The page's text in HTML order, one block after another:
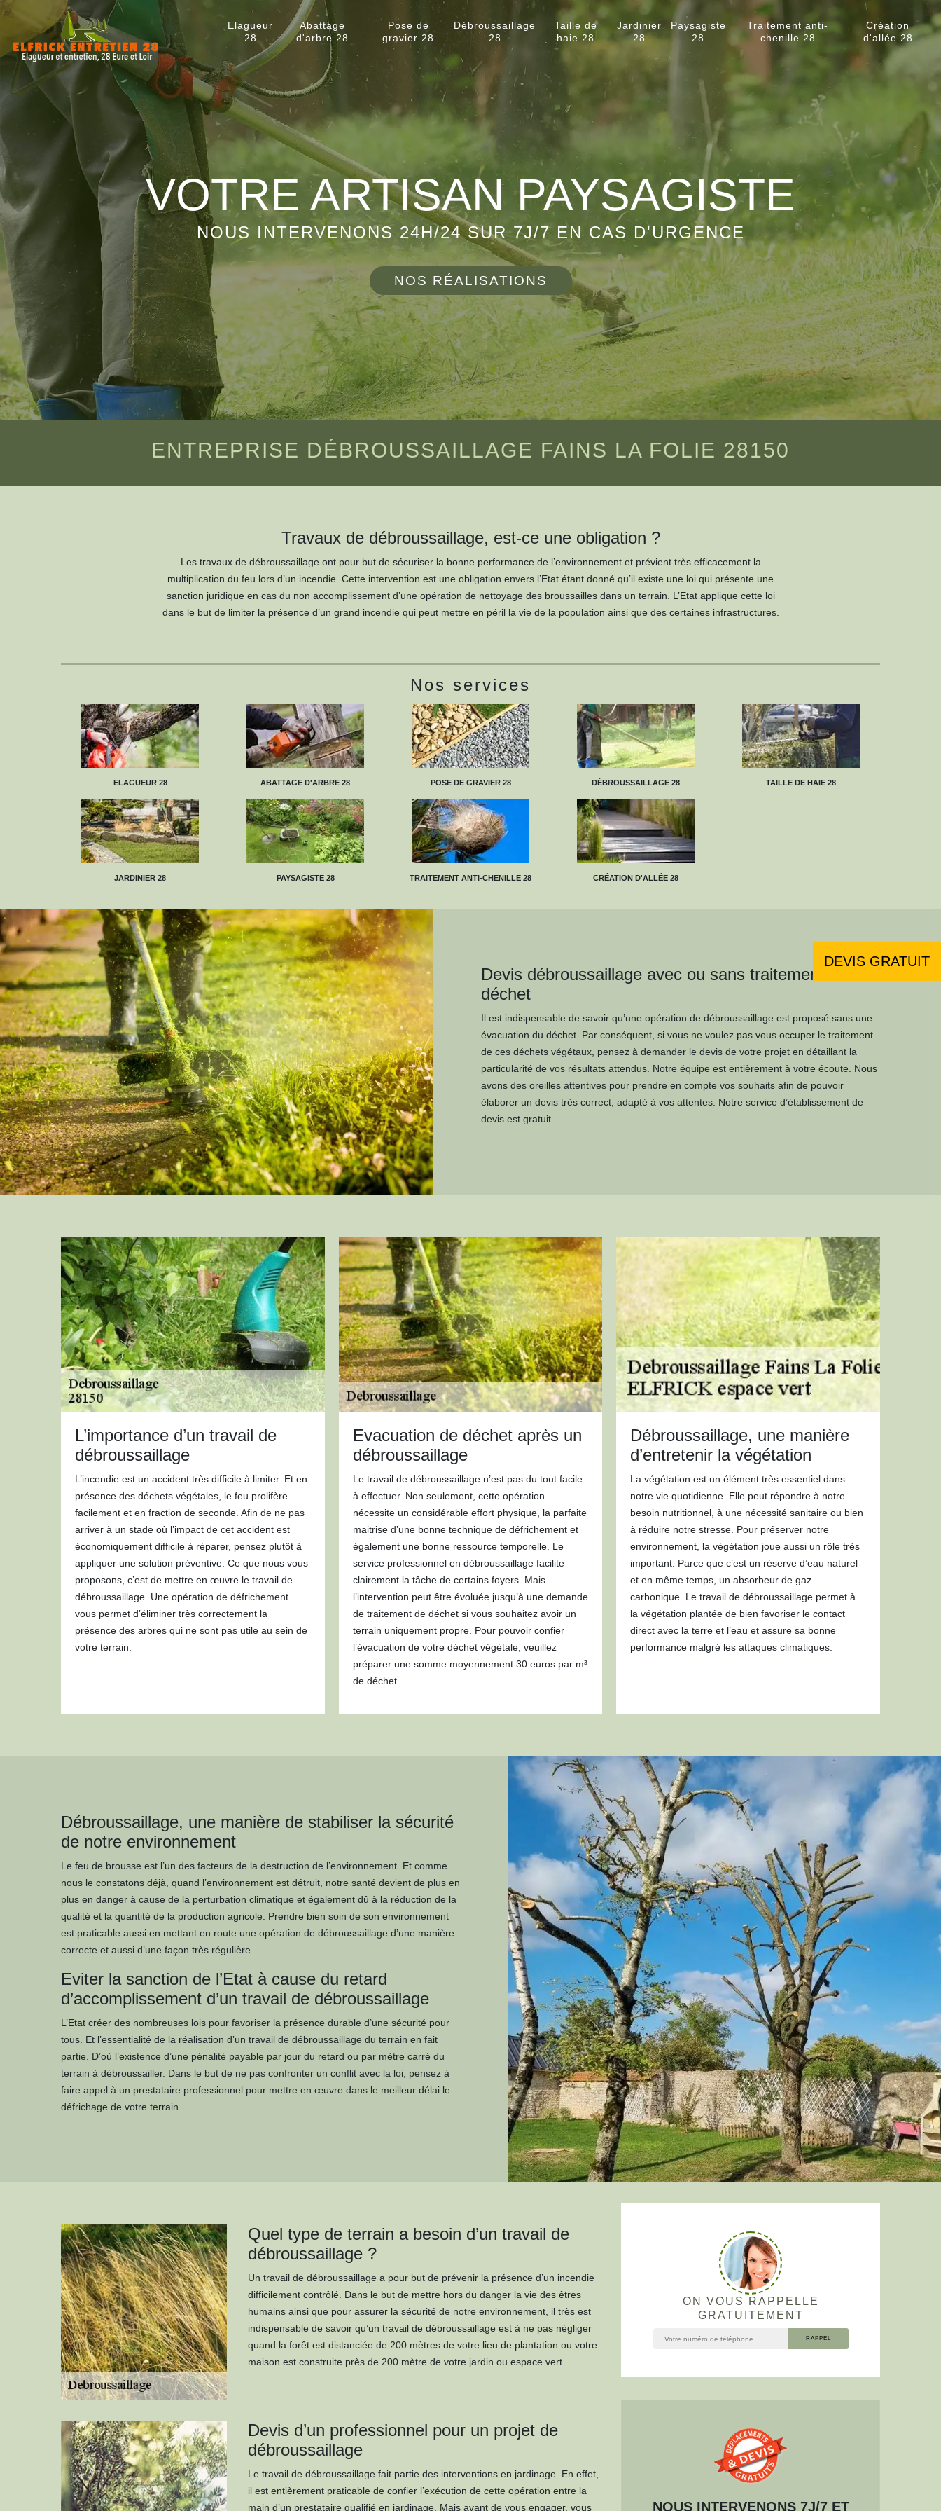
Elagueur
28
Abattage
d'arbre 28
Pose de
gravier 28
Débroussaillage
28
Taille de
haie 28
Jardinier
28
Paysagiste
28
Traitement anti-
chenille 28
Création
d'allée 28
VOTRE ARTISAN PAYSAGISTE
NOUS INTERVENONS 24H/24 SUR 7J/7 EN CAS D'URGENCE
NOS RÉALISATIONS
DEVIS GRATUIT
ENTREPRISE DÉBROUSSAILLAGE FAINS LA FOLIE 28150
Travaux de débroussaillage, est-ce une obligation ?
Les travaux de débroussaillage ont pour but de sécuriser la bonne performance de l’environnement et prévient très efficacement la
multiplication du feu lors d’un incendie. Cette intervention est une obligation envers l’Etat étant donné qu’il existe une loi qui présente une
sanction juridique en cas du non accomplissement d’une opération de nettoyage des broussailles dans un terrain. L’Etat applique cette loi
dans le but de limiter la présence d’un grand incendie qui peut mettre en péril la vie de la population ainsi que des certaines infrastructures.
Nos services
ELAGUEUR 28 ABATTAGE D'ARBRE 28 POSE DE GRAVIER 28 DÉBROUSSAILLAGE 28 TAILLE DE HAIE 28
JARDINIER 28 PAYSAGISTE 28 TRAITEMENT ANTI-CHENILLE 28 CRÉATION D'ALLÉE 28
Devis débroussaillage avec ou sans traitement du
déchet
Il est indispensable de savoir qu’une opération de débroussaillage est proposé sans une
évacuation du déchet. Par conséquent, si vous ne voulez pas vous occuper le traitement
de ces déchets végétaux, pensez à demander le devis de votre projet en détaillant la
particularité de vos résultats attendus. Notre équipe est entièrement à votre écoute. Nous
avons des oreilles attentives pour prendre en compte vos souhaits afin de pouvoir
élaborer un devis très correct, adapté à vos attentes. Notre service d’établissement de
devis est gratuit.
L’importance d’un travail de
débroussaillage
L’incendie est un accident très difficile à limiter. Et en
présence des déchets végétales, le feu prolifère
facilement et en fraction de seconde. Afin de ne pas
arriver à un stade où l’impact de cet accident est
économiquement difficile à réparer, pensez plutôt à
appliquer une solution préventive. Ce que nous vous
proposons, c’est de mettre en œuvre le travail de
débroussaillage. Une opération de défrichement
vous permet d’éliminer très correctement la
présence des arbres qui ne sont pas utile au sein de
votre terrain.
Evacuation de déchet après un
débroussaillage
Le travail de débroussaillage n’est pas du tout facile
à effectuer. Non seulement, cette opération
nécessite un considérable effort physique, la parfaite
maitrise d’une bonne technique de défrichement et
également une bonne ressource temporelle. Le
service professionnel en débroussaillage facilite
clairement la tâche de certains foyers. Mais
l’intervention peut être évoluée jusqu’à une demande
de traitement de déchet si vous souhaitez avoir un
terrain uniquement propre. Pour pouvoir confier
l’évacuation de votre déchet végétale, veuillez
préparer une somme moyennement 30 euros par m³
de déchet.
Débroussaillage, une manière
d’entretenir la végétation
La végétation est un élément très essentiel dans
notre vie quotidienne. Elle peut répondre à notre
besoin nutritionnel, à une nécessité sanitaire ou bien
à réduire notre stresse. Pour préserver notre
environnement, la végétation joue aussi un rôle très
important. Parce que c’est un réserve d’eau naturel
et en même temps, un absorbeur de gaz
carbonique. Le travail de débroussaillage permet à
la végétation plantée de bien favoriser le contact
direct avec la terre et l’eau et assure sa bonne
performance malgré les attaques climatiques.
Débroussaillage, une manière de stabiliser la sécurité
de notre environnement
Le feu de brousse est l’un des facteurs de la destruction de l’environnement. Et comme
nous le constatons déjà, quand l’environnement est détruit, notre santé devient de plus en
plus en danger à cause de la perturbation climatique et également dû à la réduction de la
qualité et la quantité de la production agricole. Prendre bien soin de son environnement
est praticable aussi en mettant en route une opération de débroussaillage d’une manière
correcte et aussi d’une façon très régulière.
Eviter la sanction de l’Etat à cause du retard
d’accomplissement d’un travail de débroussaillage
L’Etat créer des nombreuses lois pour favoriser la présence durable d’une sécurité pour
tous. Et l’essentialité de la réalisation d’un travail de débroussaillage du terrain en fait
partie. D’où l’existence d’une pénalité payable par jour du retard ou par mètre carré du
terrain à débroussailler. Dans le but de ne pas confronter un conflit avec la loi, pensez à
faire appel à un prestataire professionnel pour mettre en œuvre dans le meilleur délai le
défrichage de votre terrain.
Quel type de terrain a besoin d’un travail de
débroussaillage ?
Un travail de débroussaillage a pour but de prévenir la présence d’un incendie
difficilement contrôlé. Dans le but de mettre hors du danger la vie des êtres
humains ainsi que pour assurer la sécurité de notre environnement, il très est
indispensable de savoir qu’un travail de débroussaillage est à ne pas négliger
quand la forêt est distanciée de 200 mètres de votre lieu de plantation ou votre
maison est construite près de 200 mètre de votre jardin ou espace vert.
Devis d’un professionnel pour un projet de
débroussaillage
Le travail de débroussaillage fait partie des interventions en jardinage. En effet,
il est entièrement praticable de confier l’exécution de cette opération entre la
main d’un prestataire qualifié en jardinage. Mais avant de vous engager, vous
ON VOUS RAPPELLE
GRATUITEMENT
NOUS INTERVENONS 7J/7 ET